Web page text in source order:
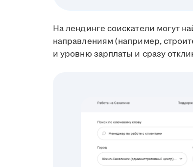
На лендинге соискатели могут
направлениям (например,
и уровню зарплаты и сразу